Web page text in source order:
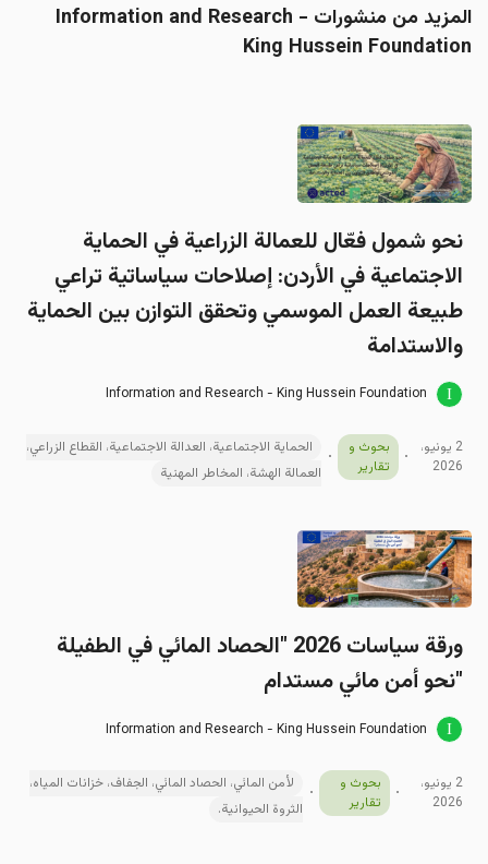
المزيد من منشورات Information and Research -
King Hussein
نحو شمول فعّال للعمالة الزراعية في الحماية
الاجتماعية في الأردن: إصلاحات سياساتية تراعي
طبيعة العمل الموسمي وتحقق التوازن بين الحماية
والاستدامة
Information and Research - King Hussein Foundation
2 يونيو،
2026
بحوث و
تقارير
الحماية الاجتماعية، العدالة الاجتماعية، القطاع الزراعي،
العمالة الهشة، المخاطر المهنية
ورقة سياسات 2026 "الحصاد المائي في الطفيلة
"نحو أمن مائي مستدام
Information and Research - King Hussein Foundation
2 يونيو،
2026
بحوث و
تقارير
لأمن المائي، الحصاد المائي، الجفاف، خزانات المياه،
الثروة الحيوانية.